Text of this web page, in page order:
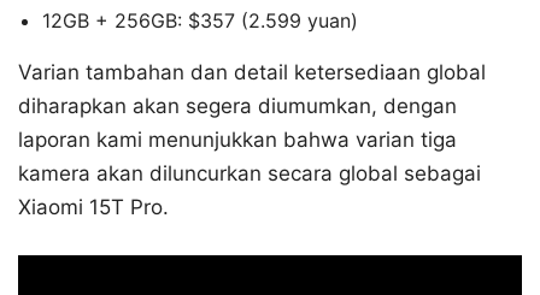
12GB + 256GB: $357 (2.599 yuan)
Varian tambahan dan detail ketersediaan global
diharapkan akan segera diumumkan, dengan
laporan kami menunjukkan bahwa varian tiga
kamera akan diluncurkan secara global sebagai
Xiaomi 15T Pro.